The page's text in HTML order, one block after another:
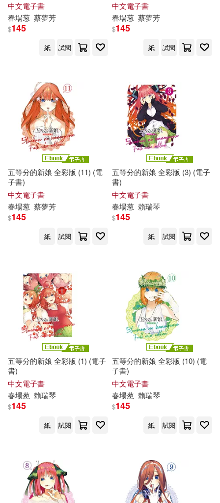
中文電子書
春場葱 蔡夢芳
$145
紙 試閱
中文電子書
春場葱 蔡夢芳
$145
紙 試閱
五等分的新娘 全彩版 (11) (電
子書)
中文電子書
春場葱 蔡夢芳
$145
紙 試閱
五等分的新娘 全彩版 (3) (電子
書)
中文電子書
春場葱 賴瑞琴
$145
紙 試閱
五等分的新娘 全彩版 (1) (電子
書)
中文電子書
春場葱 賴瑞琴
$145
紙 試閱
五等分的新娘 全彩版 (10) (電
子書)
中文電子書
春場葱 賴瑞琴
$145
紙 試閱